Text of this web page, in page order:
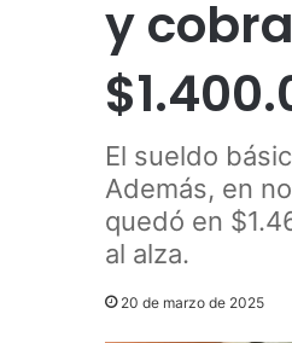
y
El sueldo
Además, en
quedó en
al alza.
20 de marzo de 2025